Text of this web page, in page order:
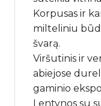
Korpusas ir
milteliniu
švarą.
Viršutinis ir
abiejose
gaminio
Lentynos su